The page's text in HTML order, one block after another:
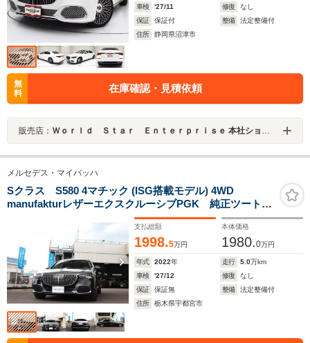
車検
'27/11 修復
なし
保証
保証付 整備
法定整備付
住所
静岡県沼津市
無
料
在庫確認・見積依頼
販売店： Ｗｏｒｌｄ Ｓｔａｒ Ｅｎｔｅｒｐｒｉｓｅ 本社ショールーム
メルセデス・マイバッハ
Sクラス S580 4マチック (ISG搭載モデル) 4WD
manufakturレザーエクスクルーシブPGK 純正ツートン
カラー 右ハンドル ディーラー車
支払総額
1998.5万円
本体価格
1980.0万円
年式 2022年 走行 5.0万km
車検
'27/12 修復
なし
保証
保証無 整備
法定整備付
住所
栃木県宇都宮市